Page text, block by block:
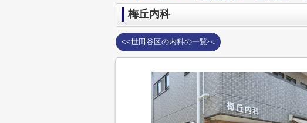
梅丘内科
<<世田谷区の内科の一覧へ